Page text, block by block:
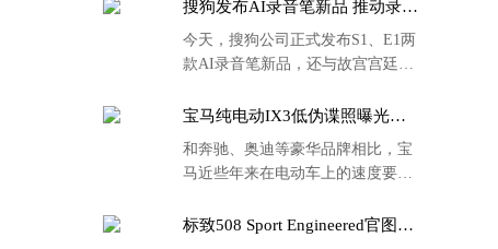
搜狗发布AI录音笔新品 推动录音
今天，搜狗公司正式发布S1、E1两
款AI录音笔新品，还与故宫宫廷文
的故宫宫廷联名款。
宝马纯电动IX3低伪谍照曝光：
和奔驰、奥迪等豪华品牌相比，宝
马近些年来在电动车上的速度要慢
标致508 Sport Engineered官图发